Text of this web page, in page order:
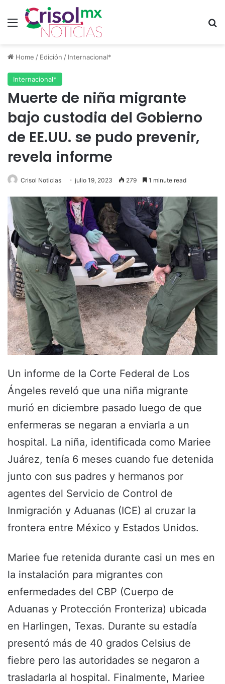
Menu
Home / Edición / Internacional*
Internacional*
Muerte de niña migrante
bajo custodia del Gobierno
de EE.UU. se pudo prevenir,
revela informe
Crisol Noticias julio 19, 2023 279 1 minute read
Un informe de la Corte Federal de Los
Ángeles reveló que una niña migrante
murió en diciembre pasado luego de que
enfermeras se negaran a enviarla a un
hospital. La niña, identificada como Mariee
Juárez, tenía 6 meses cuando fue detenida
junto con sus padres y hermanos por
agentes del Servicio de Control de
Inmigración y Aduanas (ICE) al cruzar la
frontera entre México y Estados Unidos.
Mariee fue retenida durante casi un mes en
la instalación para migrantes con
enfermedades del CBP (Cuerpo de
Aduanas y Protección Fronteriza) ubicada
en Harlingen, Texas. Durante su estadía
presentó más de 40 grados Celsius de
fiebre pero las autoridades se negaron a
trasladarla al hospital. Finalmente, Mariee